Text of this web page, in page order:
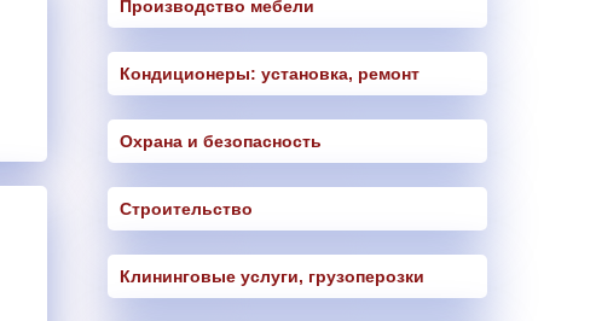
Производство мебели
Кондиционеры: установка, ремонт
Охрана и безопасность
Строительство
Клининговые услуги, грузоперозки